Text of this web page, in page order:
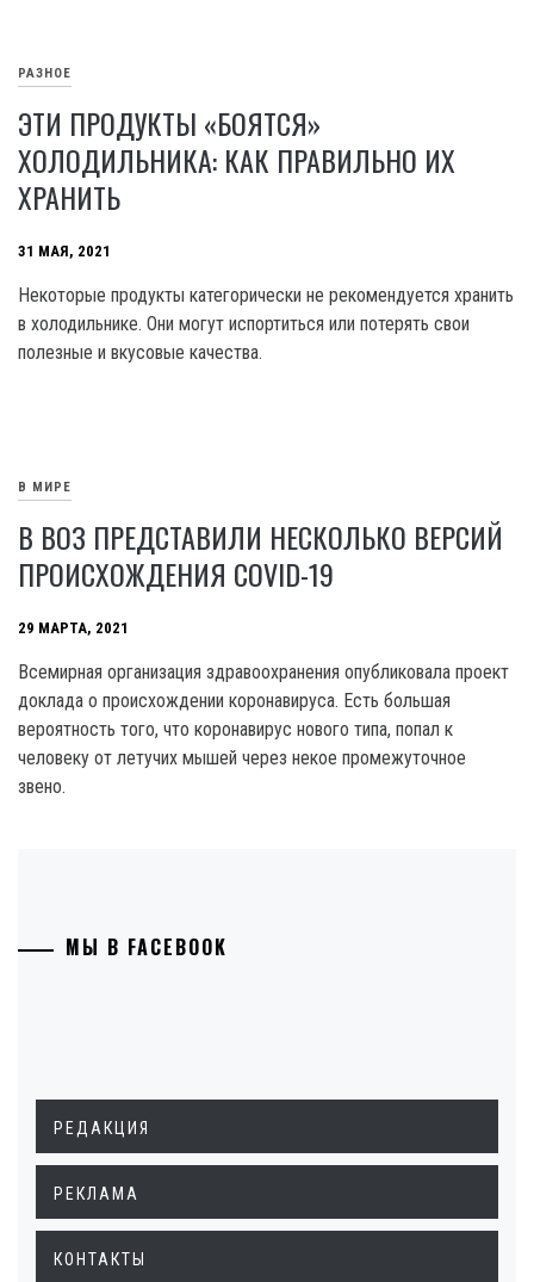
РАЗНОЕ
ЭТИ ПРОДУКТЫ «БОЯТСЯ»
ХОЛОДИЛЬНИКА: КАК ПРАВИЛЬНО ИХ
ХРАНИТЬ
31 МАЯ, 2021
Некоторые продукты категорически не рекомендуется хранить
в холодильнике. Они могут испортиться или потерять свои
полезные и вкусовые качества.
В МИРЕ
В ВОЗ ПРЕДСТАВИЛИ НЕСКОЛЬКО ВЕРСИЙ
ПРОИСХОЖДЕНИЯ COVID-19
29 МАРТА, 2021
Всемирная организация здравоохранения опубликовала проект
доклада о происхождении коронавируса. Есть большая
вероятность того, что коронавирус нового типа, попал к
человеку от летучих мышей через некое промежуточное
звено.
МЫ В FACEBOOK
РЕДАКЦИЯ
РЕКЛАМА
КОНТАКТЫ